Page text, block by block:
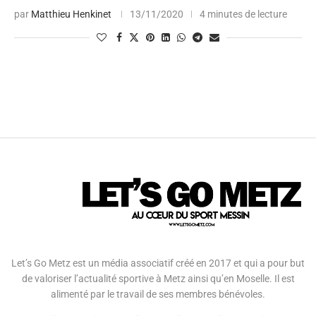
par Matthieu Henkinet 13/11/2020 4 minutes de lecture
Let’s Go Metz est un média associatif créé en 2017 et qui a pour but
de valoriser l’actualité sportive à Metz ainsi qu’en Moselle. Il est
alimenté par le travail de ses membres bénévoles.